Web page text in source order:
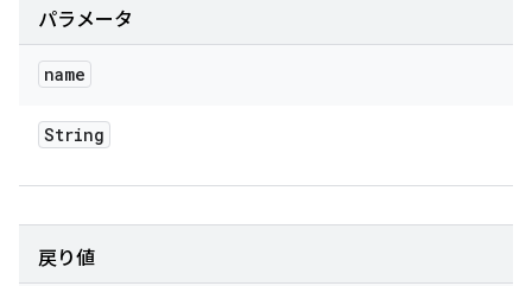
パラメータ
name
String
戻り値